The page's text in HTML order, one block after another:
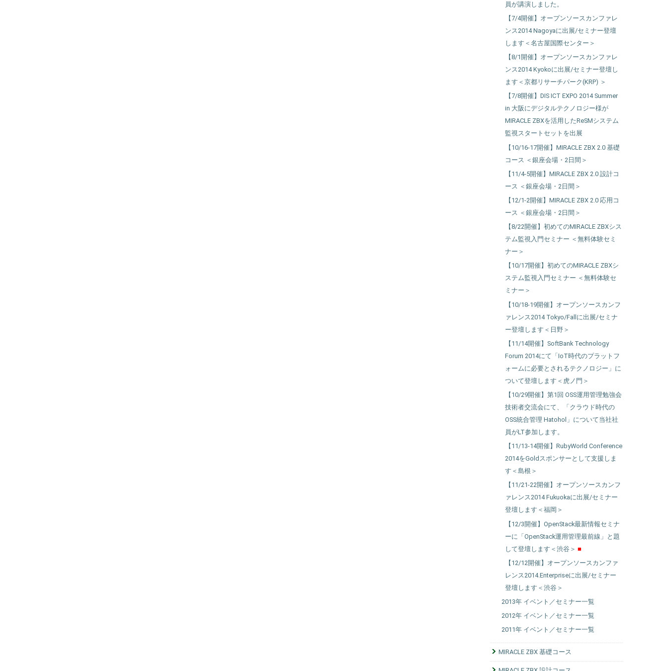
員が講演しました。
【7/4開催】オープンソースカンファレ
ンス2014 Nagoyaに出展/セミナー登壇
します＜名古屋国際センター＞
【8/1開催】オープンソースカンファレ
ンス2014 Kyokoに出展/セミナー登壇し
ます＜京都リサーチパーク(KRP) ＞
【7/8開催】DIS ICT EXPO 2014 Summer
in 大阪にデジタルテクノロジー様が
MIRACLE ZBXを活用したReSMシステム
監視スタートセットを出展
【10/16-17開催】MIRACLE ZBX 2.0 基礎
コース ＜銀座会場・2日間＞
【11/4-5開催】MIRACLE ZBX 2.0 設計コ
ース ＜銀座会場・2日間＞
【12/1-2開催】MIRACLE ZBX 2.0 応用コ
ース ＜銀座会場・2日間＞
【8/22開催】初めてのMIRACLE ZBXシス
テム監視入門セミナー ＜無料体験セミ
ナー＞
【10/17開催】初めてのMIRACLE ZBXシ
ステム監視入門セミナー ＜無料体験セ
ミナー＞
【10/18-19開催】オープンソースカンフ
ァレンス2014 Tokyo/Fallに出展/セミナ
ー登壇します＜日野＞
【11/14開催】SoftBank Technology
Forum 2014にて「IoT時代のプラットフ
ォームに必要とされるテクノロジー」に
ついて登壇します＜虎ノ門＞
【10/29開催】第1回 OSS運用管理勉強会
技術者交流会にて、「クラウド時代の
OSS統合管理 Hatohol」について当社社
員がLT参加します。
【11/13-14開催】RubyWorld Conference
2014をGoldスポンサーとして支援しま
す＜島根＞
【11/21-22開催】オープンソースカンフ
ァレンス2014 Fukuokaに出展/セミナー
登壇します＜福岡＞
【12/3開催】OpenStack最新情報セミナ
ーに「OpenStack運用管理最前線」と題
して登壇します＜渋谷＞
【12/12開催】オープンソースカンファ
レンス2014.Enterpriseに出展/セミナー
登壇します＜渋谷＞
2013年 イベント／セミナー一覧
2012年 イベント／セミナー一覧
2011年 イベント／セミナー一覧
MIRACLE ZBX 基礎コース